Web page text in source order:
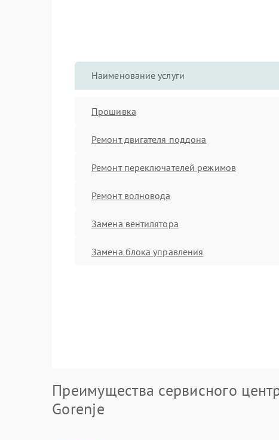
Наименование услуги
Прошивка
Ремонт двигателя поддона
Ремонт переключателей режимов
Ремонт волновода
Замена вентилятора
Замена блока управления
Преимущества сервисного
Gorenje